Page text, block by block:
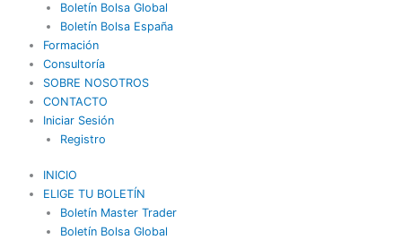
a
m
Boletín Bolsa Global
Boletín Bolsa España
Formación
Consultoría
SOBRE NOSOTROS
CONTACTO
Iniciar Sesión
Registro
INICIO
ELIGE TU BOLETÍN
Boletín Master Trader
Boletín Bolsa Global